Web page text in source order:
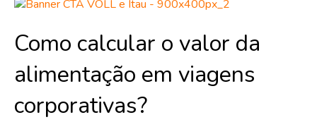
Como calcular o valor da
alimentação em viagens
corporativas?